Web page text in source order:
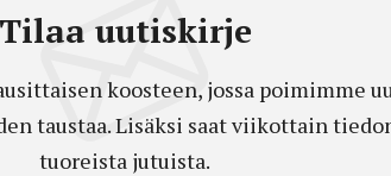
Tilaa uutiskirje
koosteen, jossa poimimme
taustaa. Lisäksi saat viikottain
tuoreista jutuista.